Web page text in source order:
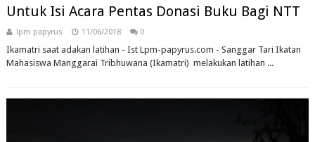
Untuk Isi Acara Pentas Donasi Buku Bagi NTT
lpm papyrus 11/06/2018 0
Ikamatri saat adakan latihan - Ist Lpm-papyrus.com - Sanggar Tari Ikatan
Mahasiswa Manggarai Tribhuwana (Ikamatri) melakukan latihan ...